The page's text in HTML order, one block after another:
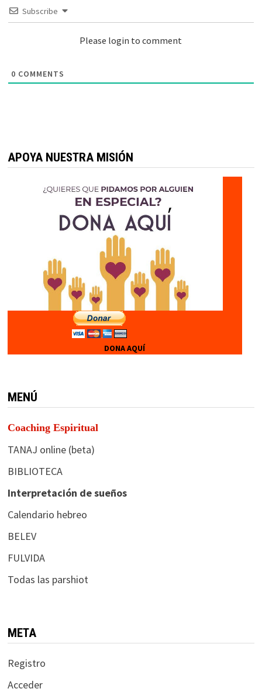
Subscribe
Please login to comment
0 COMMENTS
APOYA NUESTRA MISIÓN
DONA AQUÍ
MENÚ
Coaching Espiritual
TANAJ online (beta)
BIBLIOTECA
Interpretación de sueños
Calendario hebreo
BELEV
FULVIDA
Todas las parshiot
META
Registro
Acceder